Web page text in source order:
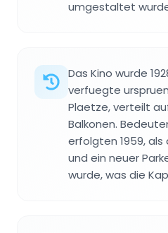
umgestaltet
Das Kino wurde
verfuegte
Plaetze, verteilt
Balkonen.
erfolgten 1959,
und ein neuer
wurde, was die